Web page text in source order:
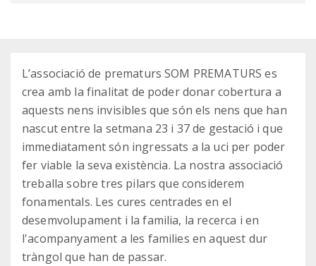
L’associació de prematurs SOM PREMATURS es
crea amb la finalitat de poder donar cobertura a
aquests nens invisibles que són els nens que han
nascut entre la setmana 23 i 37 de gestació i que
immediatament són ingressats a la uci per poder
fer viable la seva existència. La nostra associació
treballa sobre tres pilars que considerem
fonamentals. Les cures centrades en el
desemvolupament i la familia, la recerca i en
l'acompanyament a les families en aquest dur
tràngol que han de passar.